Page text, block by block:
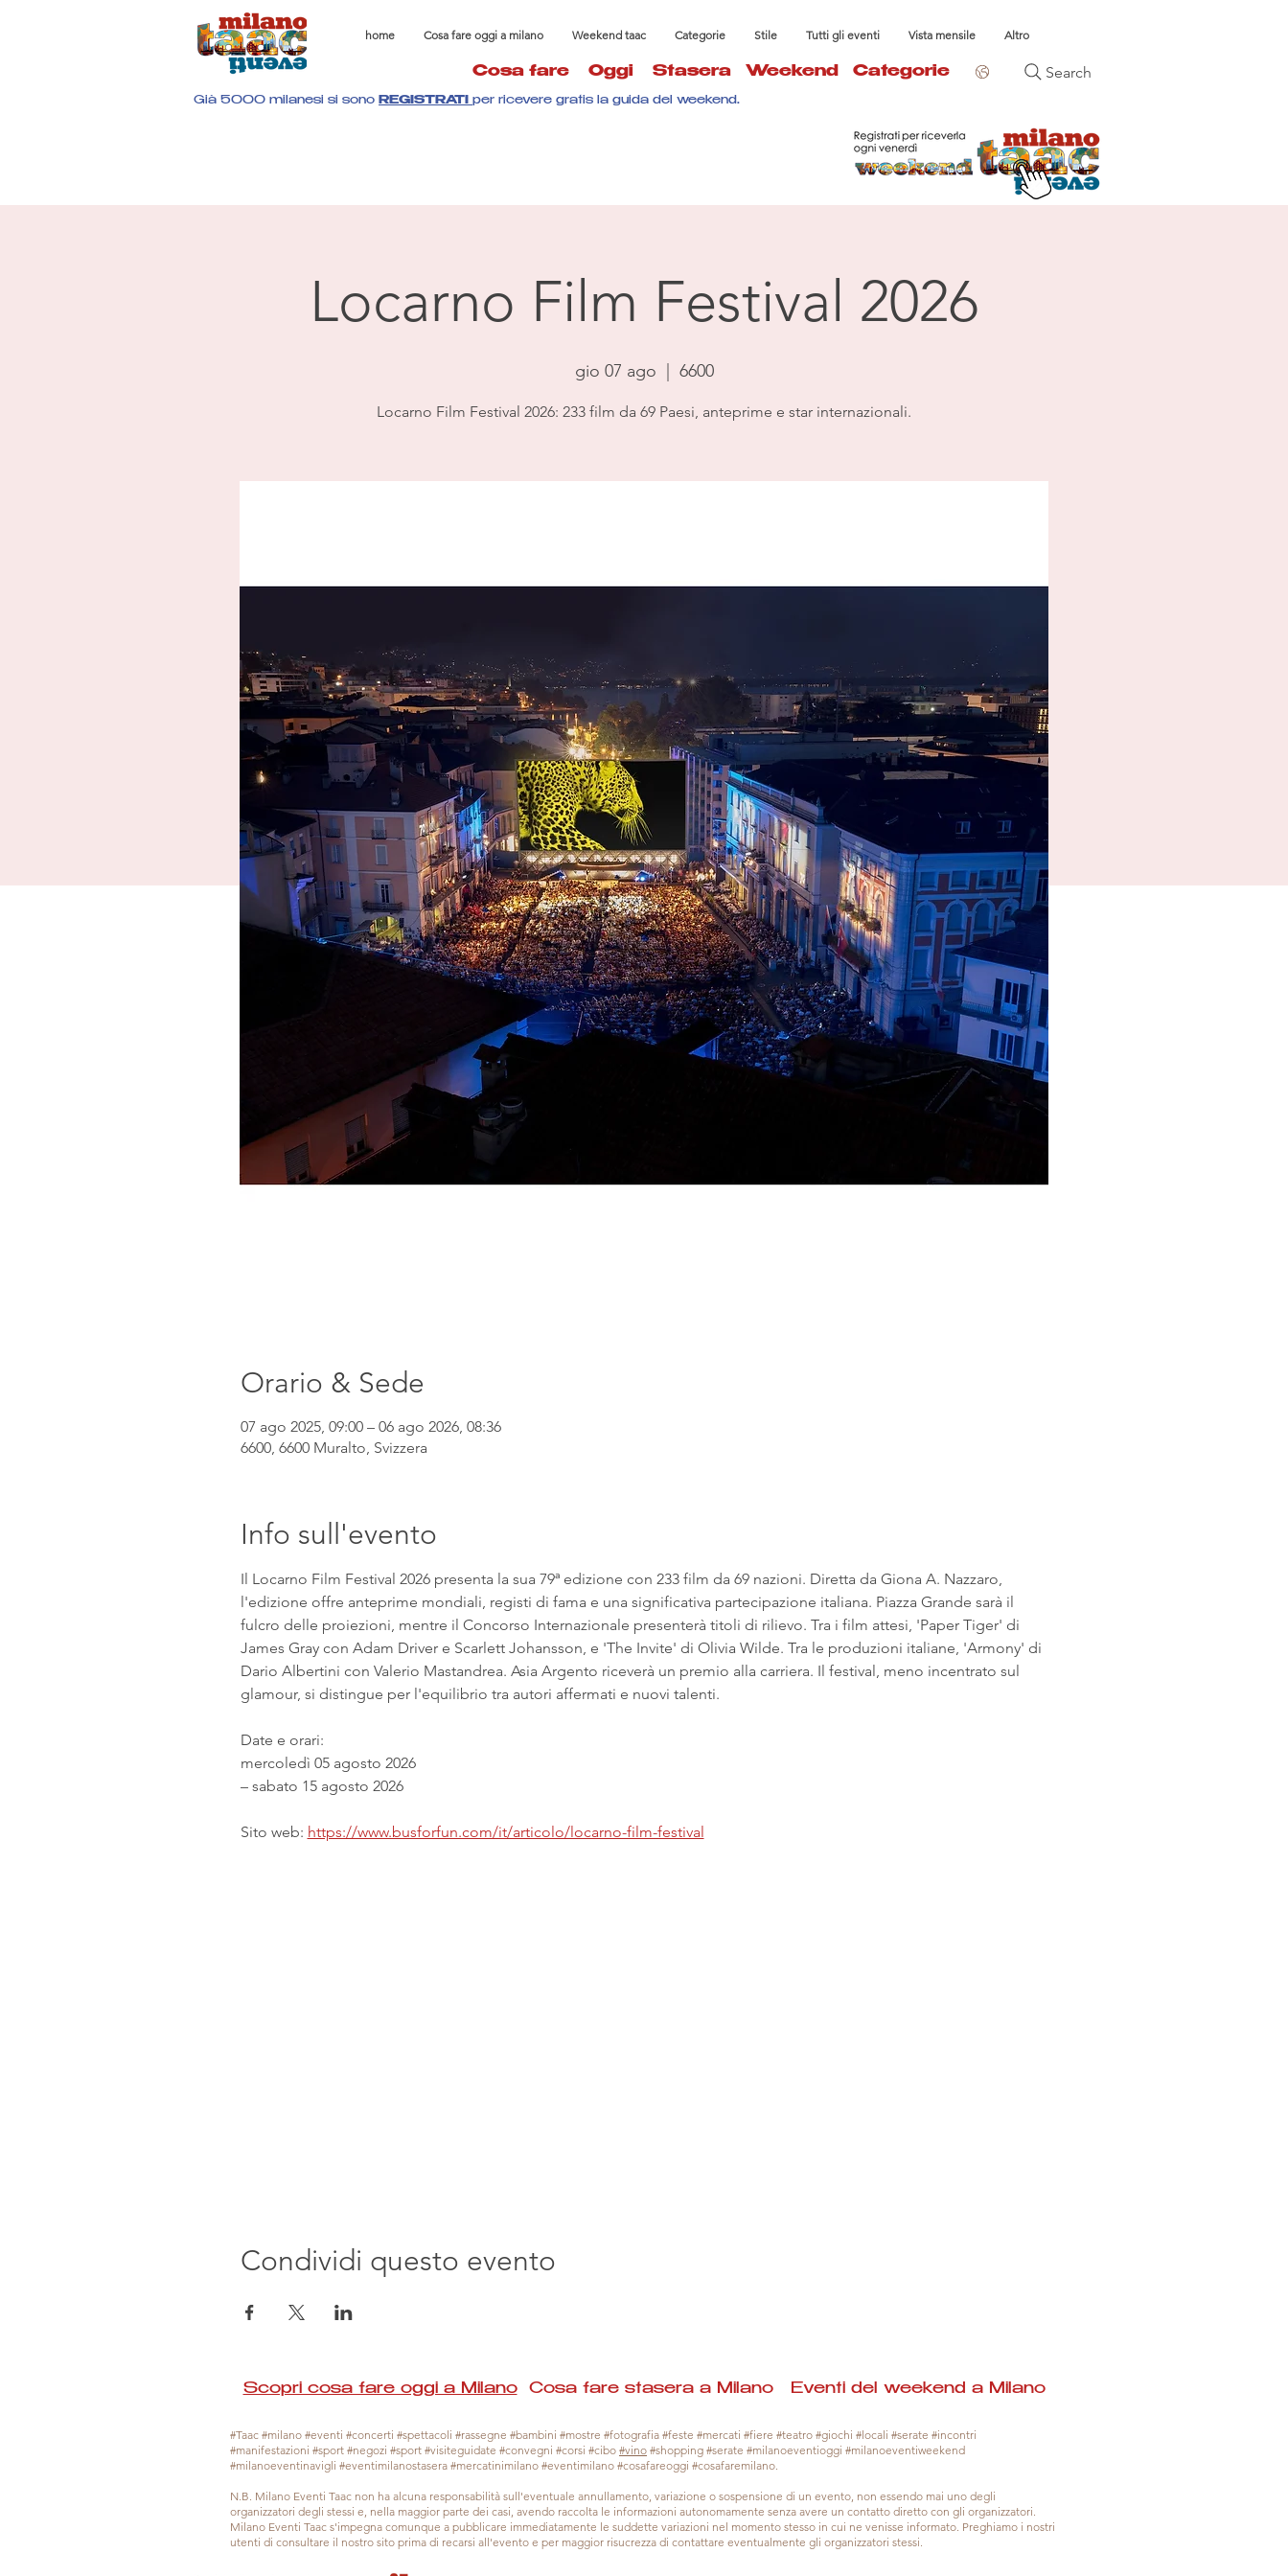
home Cosa fare oggi a milano Weekend taac Categorie Stile Tutti gli eventi Vista mensile Altro
Cosa fare Oggi Stasera Weekend Categorie Search
Già 5000 milanesi si sono REGISTRATI per ricevere gratis la guida del weekend.
Locarno Film Festival 2026
gio 07 ago 6600
Locarno Film Festival 2026: 233 film da 69 Paesi, anteprime e star internazionali.
Orario & Sede
07 ago 2025, 09:00 – 06 ago 2026, 08:36
6600, 6600 Muralto, Svizzera
Info sull'evento
Il Locarno Film Festival 2026 presenta la sua 79ª edizione con 233 film da 69 nazioni. Diretta da Giona A. Nazzaro,
l'edizione offre anteprime mondiali, registi di fama e una significativa partecipazione italiana. Piazza Grande sarà il
fulcro delle proiezioni, mentre il Concorso Internazionale presenterà titoli di rilievo. Tra i film attesi, 'Paper Tiger' di
James Gray con Adam Driver e Scarlett Johansson, e 'The Invite' di Olivia Wilde. Tra le produzioni italiane, 'Armony' di
Dario Albertini con Valerio Mastandrea. Asia Argento riceverà un premio alla carriera. Il festival, meno incentrato sul
glamour, si distingue per l'equilibrio tra autori affermati e nuovi talenti.
Date e orari:
mercoledì 05 agosto 2026
– sabato 15 agosto 2026
Sito web: https://www.busforfun.com/it/articolo/locarno-film-festival
Condividi questo evento
Scopri cosa fare oggi a MilanoCosa fare stasera a Milano Eventi del weekend a Milano
#Taac #milano #eventi #concerti #spettacoli #rassegne #bambini #mostre #fotografia #feste #mercati #fiere #teatro #giochi #locali #serate #incontri
#manifestazioni #sport #negozi #sport #visiteguidate #convegni #corsi #cibo #vino #shopping #serate #milanoeventioggi #milanoeventiweekend
#milanoeventinavigli #eventimilanostasera #mercatinimilano #eventimilano #cosafareoggi #cosafaremilano.
N.B. Milano Eventi Taac non ha alcuna responsabilità sull'eventuale annullamento, variazione o sospensione di un evento, non essendo mai uno degli
organizzatori degli stessi e, nella maggior parte dei casi, avendo raccolta le informazioni autonomamente senza avere un contatto diretto con gli organizzatori.
Milano Eventi Taac s'impegna comunque a pubblicare immediatamente le suddette variazioni nel momento stesso in cui ne venisse informato. Preghiamo i nostri
utenti di consultare il nostro sito prima di recarsi all'evento e per maggior risucrezza di contattare eventualmente gli organizzatori stessi.